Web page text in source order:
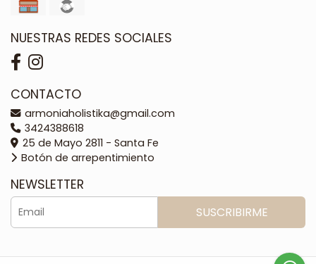
NUESTRAS REDES SOCIALES
CONTACTO
armoniaholistika@gmail.com
3424388618
25 de Mayo 2811 - Santa Fe
Botón de arrepentimiento
NEWSLETTER
SUSCRIBIRME